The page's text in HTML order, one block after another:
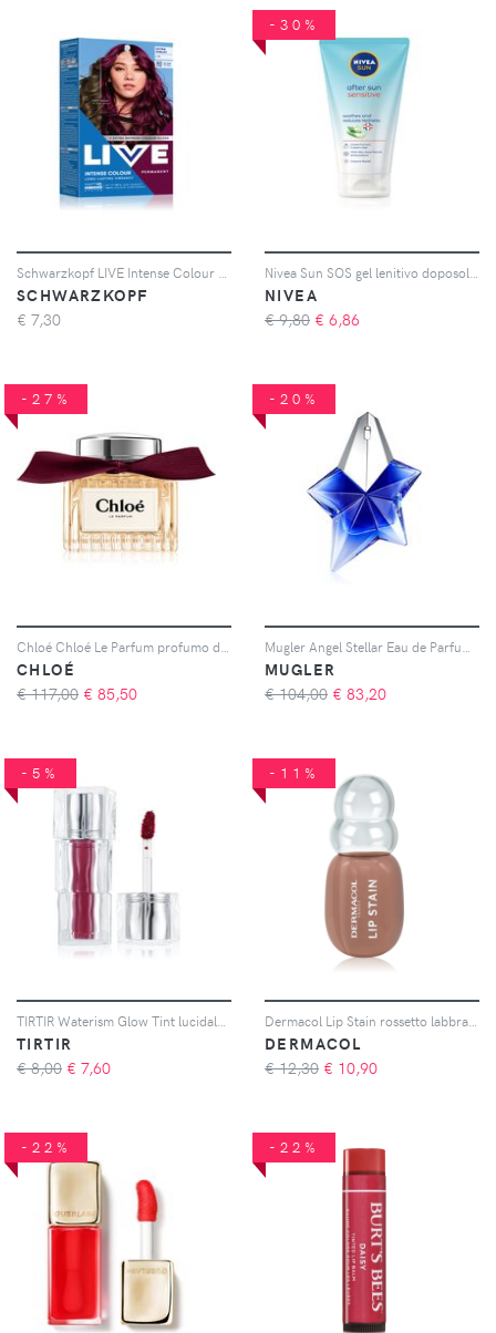
SCHWARZKOPF
€ 7,30
-30%
NIVEA
€ 9,80 € 6,86
-27%
CHLOÉ
€ 117,00 € 85,50
-20%
MUGLER
€ 104,00 € 83,20
-5%
TIRTIR
€ 8,00 € 7,60
-11%
DERMACOL
€ 12,30 € 10,90
-22% -22%